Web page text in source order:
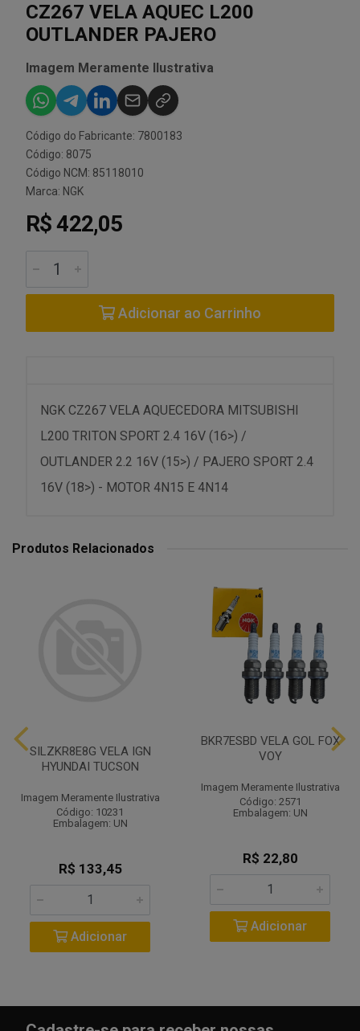
CZ267 VELA AQUEC L200
OUTLANDER PAJERO
Imagem Meramente Ilustrativa
Código do Fabricante: 7800183
Código: 8075
Código NCM: 85118010
Marca: NGK
R$ 422,05
Adicionar ao Carrinho
NGK CZ267 VELA AQUECEDORA MITSUBISHI
L200 TRITON SPORT 2.4 16V (16>) /
OUTLANDER 2.2 16V (15>) / PAJERO SPORT 2.4
16V (18>) - MOTOR 4N15 E 4N14
Produtos Relacionados
SILZKR8E8G VELA IGN
HYUNDAI TUCSON
Imagem Meramente Ilustrativa
Código: 10231
Embalagem: UN
R$ 133,45
Adicionar
BKR7ESBD VELA GOL FOX
VOY
Imagem Meramente Ilustrativa
Código: 2571
Embalagem: UN
R$ 22,80
Adicionar